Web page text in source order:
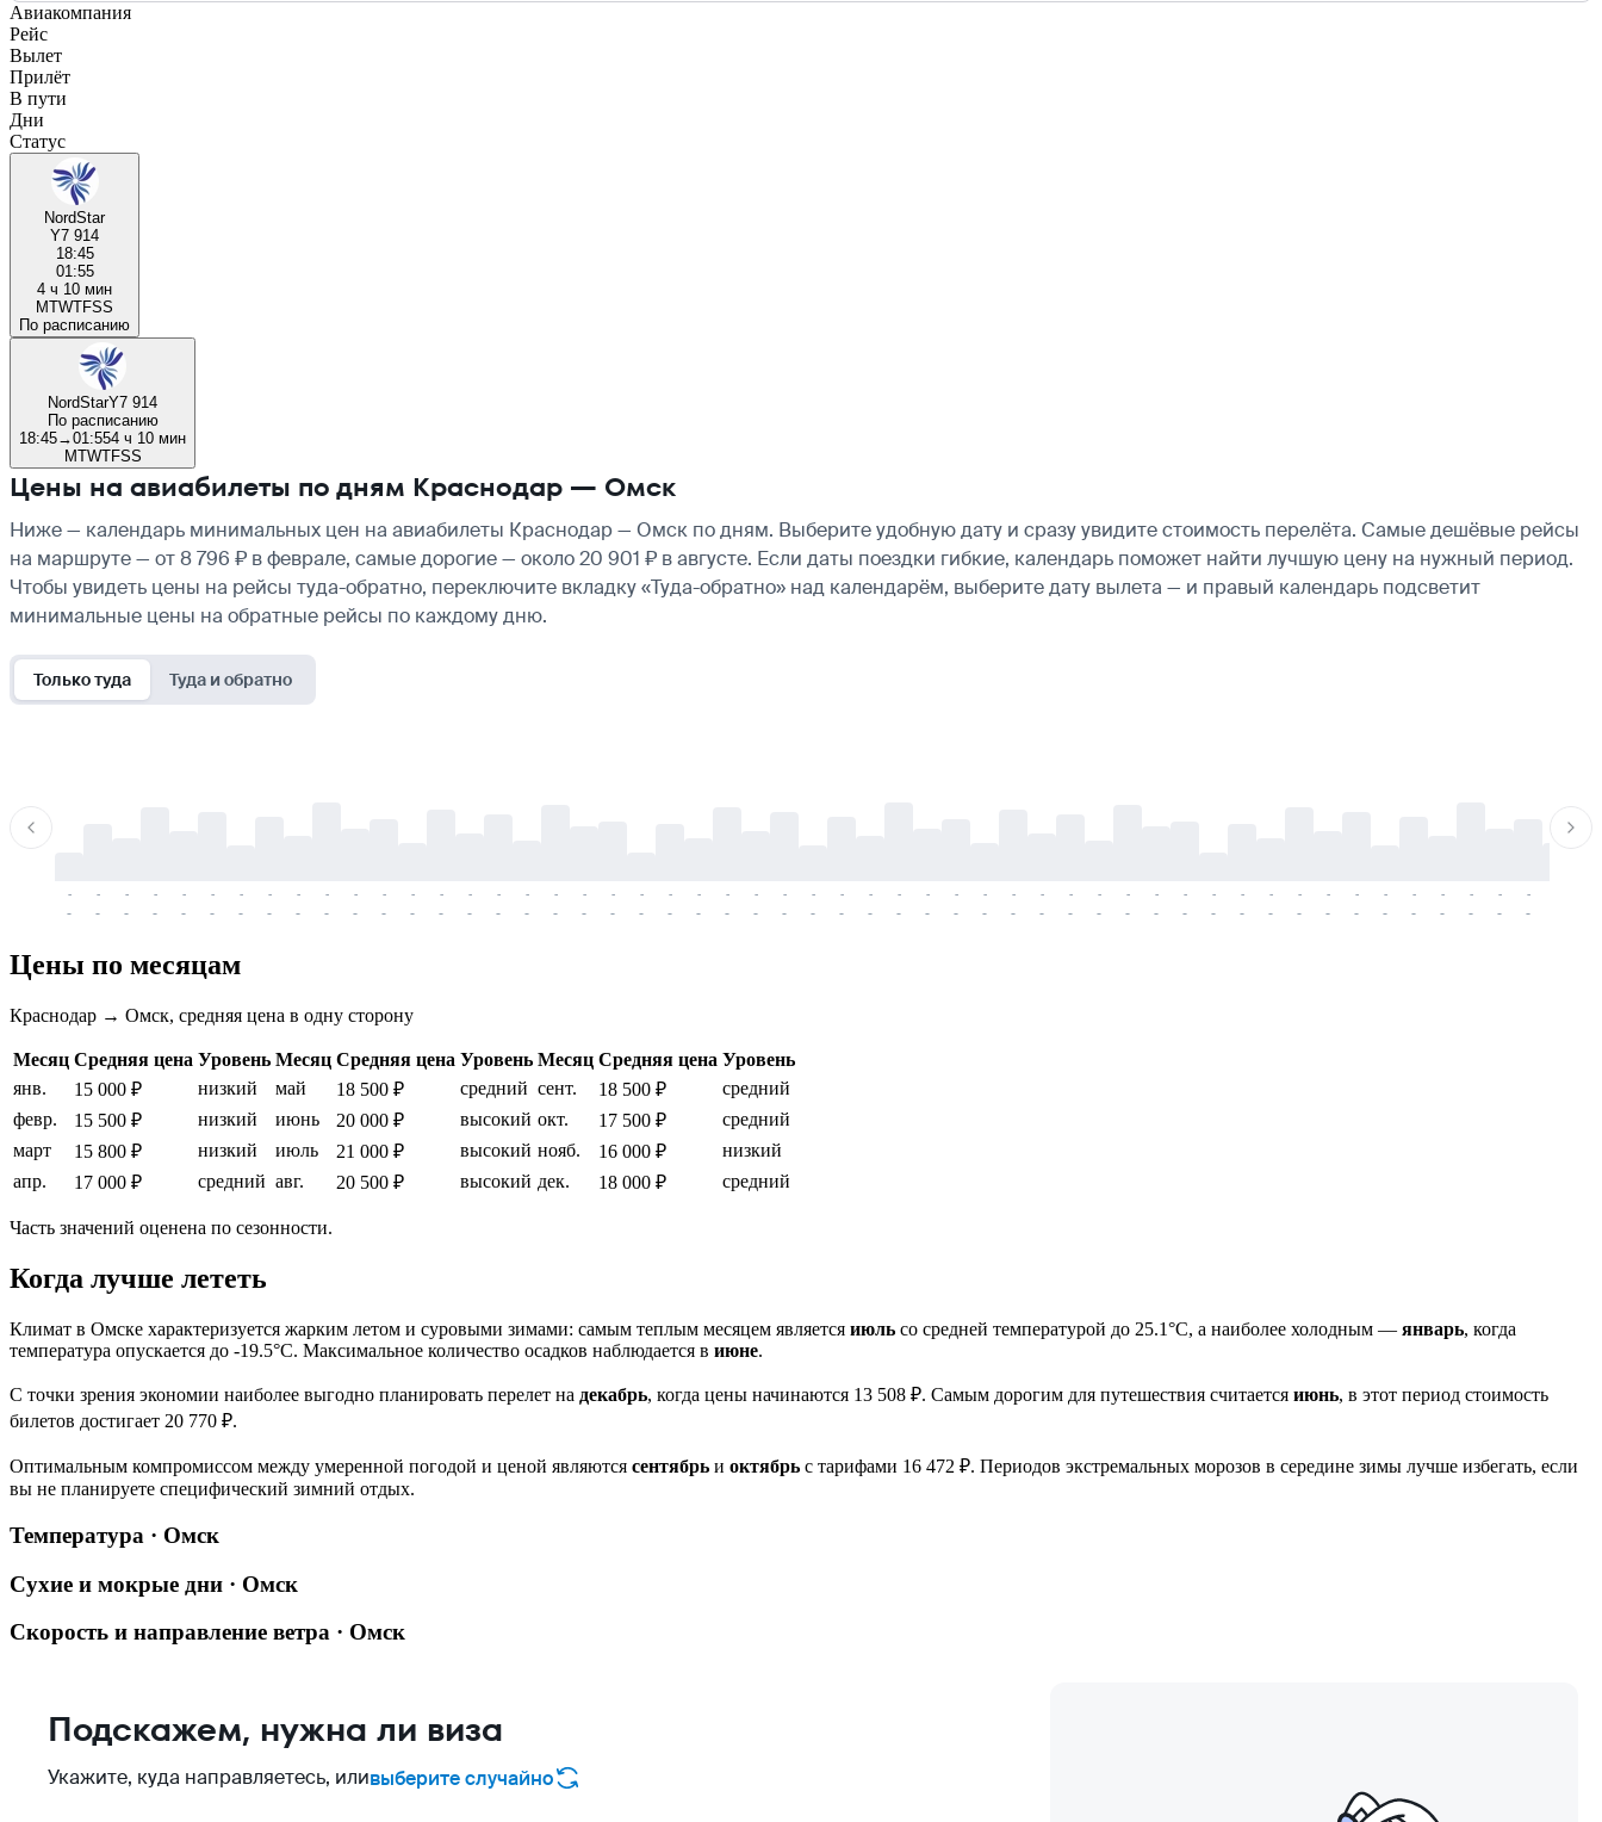
Авиакомпания
Рейс
Вылет
Прилёт
В пути
Дни
Статус
NordStar
Y7 914
18:45
01:55
4 ч 10 мин
MTWTFSS
По расписанию
NordStarY7 914
По расписанию
18:45→01:554 ч 10 мин
MTWTFSS
Цены на авиабилеты по дням Краснодар — Омск
Ниже — календарь минимальных цен на авиабилеты Краснодар — Омск по дням. Выберите удобную дату и сразу увидите стоимость перелёта. Самые дешёвые рейсы
на маршруте — от 8 796 ₽ в феврале, самые дорогие — около 20 901 ₽ в августе. Если даты поездки гибкие, календарь поможет найти лучшую цену на нужный период.
Чтобы увидеть цены на рейсы туда-обратно, переключите вкладку «Туда-обратно» над календарём, выберите дату вылета — и правый календарь подсветит
минимальные цены на обратные рейсы по каждому дню.
Только туда Туда и обратно
-
-
-
-
-
-
-
-
-
-
-
-
-
-
-
-
-
-
-
-
-
-
-
-
-
-
-
-
-
-
-
-
-
-
-
-
-
-
-
-
-
-
-
-
-
-
-
-
-
-
-
-
-
-
-
-
-
-
-
-
-
-
-
-
-
-
-
-
-
-
-
-
-
-
-
-
-
-
-
-
-
-
-
-
-
-
-
-
-
-
-
-
-
-
-
-
-
-
-
-
-
-
-
-
Цены по месяцам
Краснодар → Омск, средняя цена в одну сторону
Месяц Средняя цена Уровень Месяц Средняя цена Уровень Месяц Средняя цена Уровень
янв.
15 000 ₽ низкий май 18 500 ₽ средний сент. 18 500 ₽
средний
февр.
15 500 ₽ низкий июнь 20 000 ₽ высокий окт. 17 500 ₽
средний
март
15 800 ₽ низкий июль 21 000 ₽ высокий нояб. 16 000 ₽
низкий
апр.
17 000 ₽ средний авг. 20 500 ₽ высокий дек. 18 000 ₽ средний
Часть значений оценена по сезонности.
Когда лучше лететь
Климат в Омске характеризуется жарким летом и суровыми зимами: самым теплым месяцем является июль со средней температурой до 25.1°C, а наиболее холодным — январь, когда
температура опускается до -19.5°C. Максимальное количество осадков наблюдается в июне.
С точки зрения экономии наиболее выгодно планировать перелет на декабрь, когда цены начинаются 13 508 ₽. Самым дорогим для путешествия считается июнь, в этот период стоимость
билетов достигает 20 770 ₽.
Оптимальным компромиссом между умеренной погодой и ценой являются сентябрь и октябрь с тарифами 16 472 ₽. Периодов экстремальных морозов в середине зимы лучше избегать, если
вы не планируете специфический зимний отдых.
Температура · Омск
Сухие и мокрые дни · Омск
Скорость и направление ветра · Омск
Подскажем, нужна ли виза
Укажите, куда направляетесь, иливыберите случайно